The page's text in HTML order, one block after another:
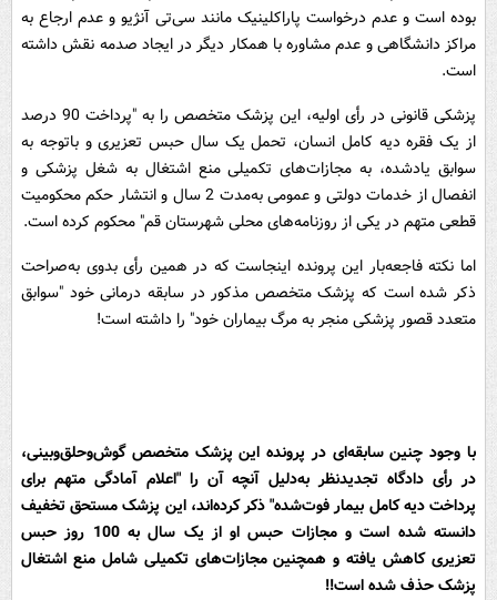
بوده است و عدم درخواست پاراکلینیک مانند سی‌تی آنژیو و عدم ارجاع به
مراکز دانشگاهی و عدم مشاوره با همکار دیگر در ایجاد صدمه نقش داشته
است.
پزشکی قانونی در رأی اولیه، این پزشک متخصص را به "پرداخت 90 درصد
از یک فقره دیه کامل انسان، تحمل یک‌ سال حبس تعزیری و باتوجه به
سوابق یادشده، به مجازات‌های تکمیلی منع اشتغال به شغل پزشکی و
انفصال از خدمات دولتی و عمومی به‌مدت 2 سال و انتشار حکم محکومیت
قطعی متهم در یکی از روزنامه‌های محلی شهرستان قم" محکوم کرده است.
اما نکته فاجعه‌بار این پرونده اینجاست که در همین رأی بدوی به‌صراحت
ذکر شده است که پزشک متخصص مذکور در سابقه درمانی خود "سوابق
متعدد قصور پزشکی منجر به مرگ بیماران خود" را داشته است!
با وجود چنین سابقه‌ای در پرونده این پزشک متخصص گوش‌وحلق‌وبینی،
در رأی دادگاه تجدیدنظر به‌دلیل آنچه آن را "اعلام آمادگی متهم برای
پرداخت دیه کامل بیمار فوت‌شده" ذکر کرده‌اند، این پزشک مستحق تخفیف
دانسته شده است و مجازات حبس او از یک سال به 100 روز حبس
تعزیری کاهش یافته و همچنین مجازات‌های تکمیلی شامل منع اشتغال
پزشک حذف شده است!!